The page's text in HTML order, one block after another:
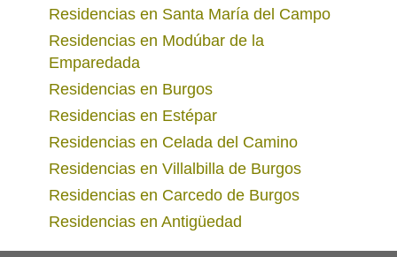
Residencias en Santa María del Campo
Residencias en Modúbar de la
Emparedada
Residencias en Burgos
Residencias en Estépar
Residencias en Celada del Camino
Residencias en Villalbilla de Burgos
Residencias en Carcedo de Burgos
Residencias en Antigüedad